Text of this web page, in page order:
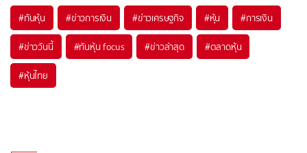
#ทันหุ้น #ข่าวการเงิน #ข่าวเศรษฐกิจ #หุ้น #การเงิน
#ข่าววันนี้ #ทันหุ้น focus #ข่าวล่าสุด #ตลาดหุ้น
#หุ้นไทย